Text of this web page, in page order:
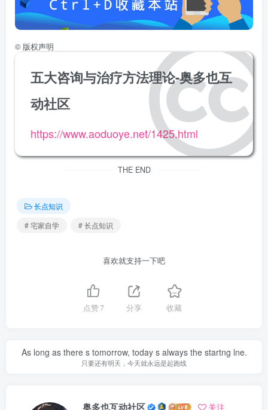
© 版权声明
五大咨询与治疗方法理论-奥多也互
动社区
https://www.aoduoye.net/1425.html
THE END
长点知识
# 宅家自学
# 长点知识
喜欢就支持一下吧
点赞7 分享 收藏
As long as there s tomorrow, today s always the startng lne.
只要还有明天，今天就永远是起跑线
奥多也互动社区 关注